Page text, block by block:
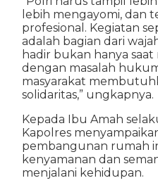
lebih mengayomi, dan
profesional. Kegiatan
adalah bagian dari
hadir bukan hanya
dengan masalah
masyarakat
solidaritas,” ungkapnya.
Kepada Ibu Amah
Kapolres
pembangunan rumah
kenyamanan dan
menjalani kehidupan.